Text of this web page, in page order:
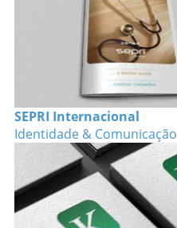
SEPRI Internacional
Identidade & Comunicação